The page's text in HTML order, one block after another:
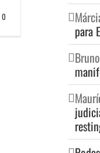
0
para
Bruno